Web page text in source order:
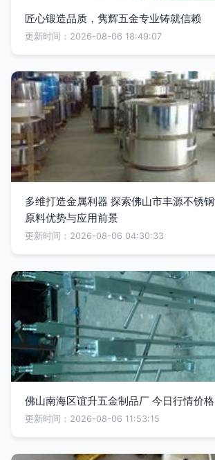
匠心锻造品质，隽辉五金专业铸就信赖
更新时间：2026-08-06 18:49:07
多维打造金属利器 探索佛山市丰源不锈
原料优势与应用前景
更新时间：2026-08-06 04:30:33
佛山南海区谊升五金制品厂 今日行情价
更新时间：2026-08-06 11:53:15